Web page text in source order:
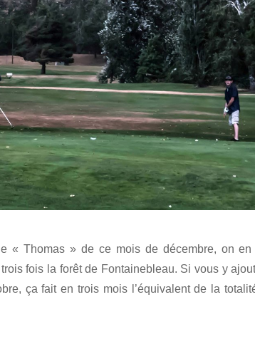
« Thomas » de ce mois de décembre, on
fois la forêt de Fontainebleau. Si vous y
ça fait en trois mois l’équivalent de la